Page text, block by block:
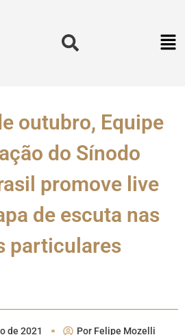
outubro, Equipe
do Sínodo
promove live
de escuta nas
particulares
de 2021 Por Felipe Mozelli